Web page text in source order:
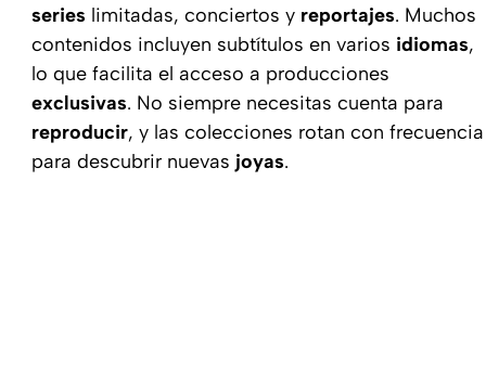
series limitadas, conciertos y reportajes. Muchos
contenidos incluyen subtítulos en varios idiomas,
lo que facilita el acceso a producciones
exclusivas. No siempre necesitas cuenta para
reproducir, y las colecciones rotan con frecuencia
para descubrir nuevas joyas.